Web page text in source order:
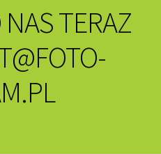
TERAZ